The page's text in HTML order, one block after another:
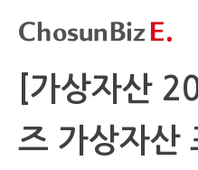
[가상자산
즈 가상자산